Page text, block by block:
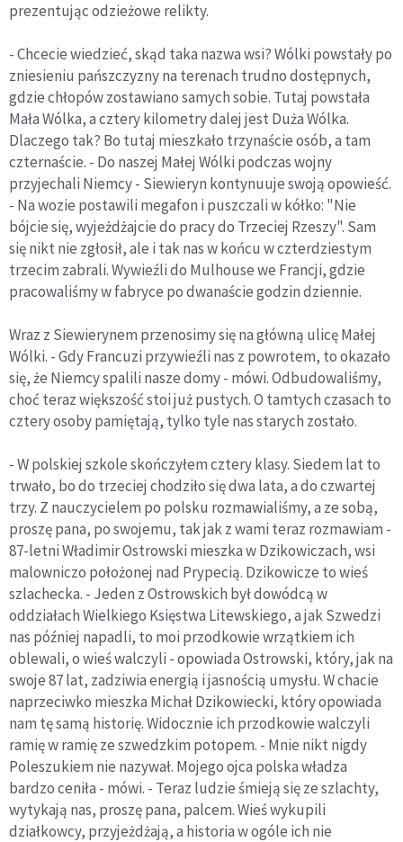
prezentując odzieżowe relikty.
- Chcecie wiedzieć, skąd taka nazwa wsi? Wólki powstały po
zniesieniu pańszczyzny na terenach trudno dostępnych,
gdzie chłopów zostawiano samych sobie. Tutaj powstała
Mała Wólka, a cztery kilometry dalej jest Duża Wólka.
Dlaczego tak? Bo tutaj mieszkało trzynaście osób, a tam
czternaście. - Do naszej Małej Wólki podczas wojny
przyjechali Niemcy - Siewieryn kontynuuje swoją opowieść.
- Na wozie postawili megafon i puszczali w kółko: "Nie
bójcie się, wyjeżdżajcie do pracy do Trzeciej Rzeszy". Sam
się nikt nie zgłosił, ale i tak nas w końcu w czterdziestym
trzecim zabrali. Wywieźli do Mulhouse we Francji, gdzie
pracowaliśmy w fabryce po dwanaście godzin dziennie.
Wraz z Siewierynem przenosimy się na główną ulicę Małej
Wólki. - Gdy Francuzi przywieźli nas z powrotem, to okazało
się, że Niemcy spalili nasze domy - mówi. Odbudowaliśmy,
choć teraz większość stoi już pustych. O tamtych czasach to
cztery osoby pamiętają, tylko tyle nas starych zostało.
- W polskiej szkole skończyłem cztery klasy. Siedem lat to
trwało, bo do trzeciej chodziło się dwa lata, a do czwartej
trzy. Z nauczycielem po polsku rozmawialiśmy, a ze sobą,
proszę pana, po swojemu, tak jak z wami teraz rozmawiam -
87-letni Władimir Ostrowski mieszka w Dzikowiczach, wsi
malowniczo położonej nad Prypecią. Dzikowicze to wieś
szlachecka. - Jeden z Ostrowskich był dowódcą w
oddziałach Wielkiego Księstwa Litewskiego, a jak Szwedzi
nas później napadli, to moi przodkowie wrzątkiem ich
oblewali, o wieś walczyli - opowiada Ostrowski, który, jak na
swoje 87 lat, zadziwia energią i jasnością umysłu. W chacie
naprzeciwko mieszka Michał Dzikowiecki, który opowiada
nam tę samą historię. Widocznie ich przodkowie walczyli
ramię w ramię ze szwedzkim potopem. - Mnie nikt nigdy
Poleszukiem nie nazywał. Mojego ojca polska władza
bardzo ceniła - mówi. - Teraz ludzie śmieją się ze szlachty,
wytykają nas, proszę pana, palcem. Wieś wykupili
działkowcy, przyjeżdżają, a historia w ogóle ich nie